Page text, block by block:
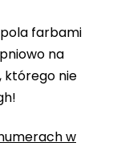
farbami
na
którego nie
w